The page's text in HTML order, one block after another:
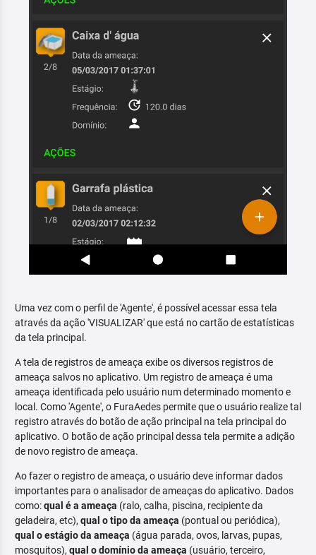
Uma vez com o perfil de 'Agente', é possível acessar essa tela
através da ação 'VISUALIZAR' que está no cartão de estatísticas
da tela principal.
A tela de registros de ameaça exibe os diversos registros de
ameaça salvos no aplicativo. Um registro de ameaça é uma
ameaça identificada pelo usuário num determinado momento e
local. Como 'Agente', o FuraAedes permite que o usuário realize tal
registro através do botão de ação principal na tela principal do
aplicativo. O botão de ação principal dessa tela permite a adição
de novo registro de ameaça.
Ao fazer o registro de ameaça, o usuário deve informar dados
importantes para o analisador de ameaças do aplicativo. Dados
como:qual é a ameaça (ralo, calha, piscina, recipiente da
geladeira, etc), qual o tipo da ameaça (pontual ou periódica),
qual o estágio da ameaça (água parada, ovos, larvas, pupas,
mosquitos), qual o domínio da ameaça (usuário, terceiro,